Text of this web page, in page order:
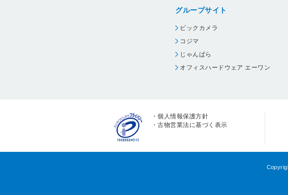
グループサイト
ビックカメラ
コジマ
じゃんぱら
オフィスハードウェア エーワン
・個人情報保護方針
・古物営業法に基づく表示